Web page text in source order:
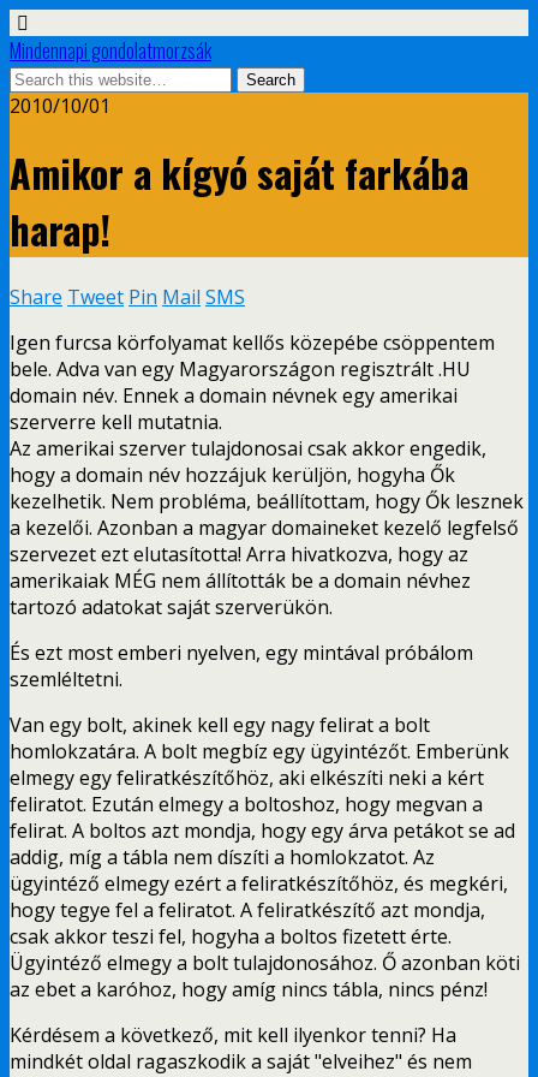
Mindennapi gondolatmorzsák
2010/10/01
Amikor a kígyó saját farkába
harap!
Share Tweet Pin Mail SMS
Igen furcsa körfolyamat kellős közepébe csöppentem
bele. Adva van egy Magyarországon regisztrált .HU
domain név. Ennek a domain névnek egy amerikai
szerverre kell mutatnia.
Az amerikai szerver tulajdonosai csak akkor engedik,
hogy a domain név hozzájuk kerüljön, hogyha Ők
kezelhetik. Nem probléma, beállítottam, hogy Ők lesznek
a kezelői. Azonban a magyar domaineket kezelő legfelső
szervezet ezt elutasította! Arra hivatkozva, hogy az
amerikaiak MÉG nem állították be a domain névhez
tartozó adatokat saját szerverükön.
És ezt most emberi nyelven, egy mintával próbálom
szemléltetni.
Van egy bolt, akinek kell egy nagy felirat a bolt
homlokzatára. A bolt megbíz egy ügyintézőt. Emberünk
elmegy egy feliratkészítőhöz, aki elkészíti neki a kért
feliratot. Ezután elmegy a boltoshoz, hogy megvan a
felirat. A boltos azt mondja, hogy egy árva petákot se ad
addig, míg a tábla nem díszíti a homlokzatot. Az
ügyintéző elmegy ezért a feliratkészítőhöz, és megkéri,
hogy tegye fel a feliratot. A feliratkészítő azt mondja,
csak akkor teszi fel, hogyha a boltos fizetett érte.
Ügyintéző elmegy a bolt tulajdonosához. Ő azonban köti
az ebet a karóhoz, hogy amíg nincs tábla, nincs pénz!
Kérdésem a következő, mit kell ilyenkor tenni? Ha
mindkét oldal ragaszkodik a saját "elveihez" és nem